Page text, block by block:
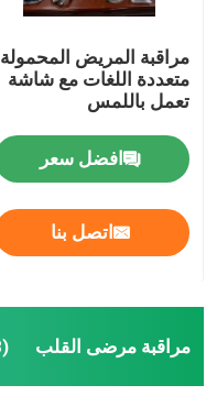
مراقبة المريض المحمولة
متعددة اللغات مع شاشة
تعمل باللمس
افضل سعر
اتصل بنا
مراقبة مرضى القلب (23)